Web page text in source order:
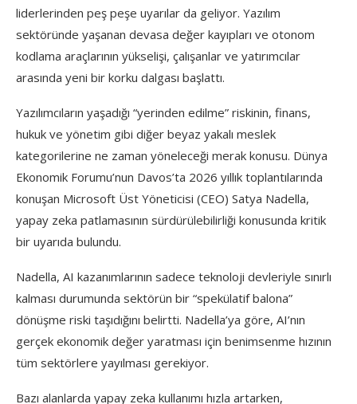
liderlerinden peş peşe uyarılar da geliyor. Yazılım
sektöründe yaşanan devasa değer kayıpları ve otonom
kodlama araçlarının yükselişi, çalışanlar ve yatırımcılar
arasında yeni bir korku dalgası başlattı.
Yazılımcıların yaşadığı “yerinden edilme” riskinin, finans,
hukuk ve yönetim gibi diğer beyaz yakalı meslek
kategorilerine ne zaman yöneleceği merak konusu. Dünya
Ekonomik Forumu’nun Davos’ta 2026 yıllık toplantılarında
konuşan Microsoft Üst Yöneticisi (CEO) Satya Nadella,
yapay zeka patlamasının sürdürülebilirliği konusunda kritik
bir uyarıda bulundu.
Nadella, AI kazanımlarının sadece teknoloji devleriyle sınırlı
kalması durumunda sektörün bir “spekülatif balona”
dönüşme riski taşıdığını belirtti. Nadella’ya göre, AI’nın
gerçek ekonomik değer yaratması için benimsenme hızının
tüm sektörlere yayılması gerekiyor.
Bazı alanlarda yapay zeka kullanımı hızla artarken,